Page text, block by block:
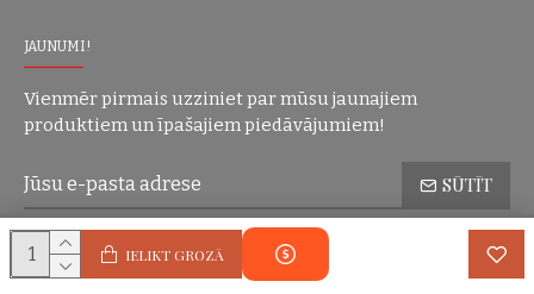
IELIKT GROZĀ
JAUNUMI!
Vienmēr pirmais uzziniet par mūsu jaunajiem
produktiem un īpašajiem piedāvājumiem!
SŪTĪT
Esmu iepazinies(-usies) ar sadaļu Konfidencialitātes politika
piekrītu visiem minētajiem noteikumiem